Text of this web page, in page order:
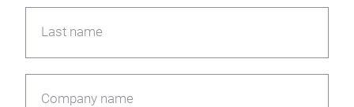
Last name
Company name